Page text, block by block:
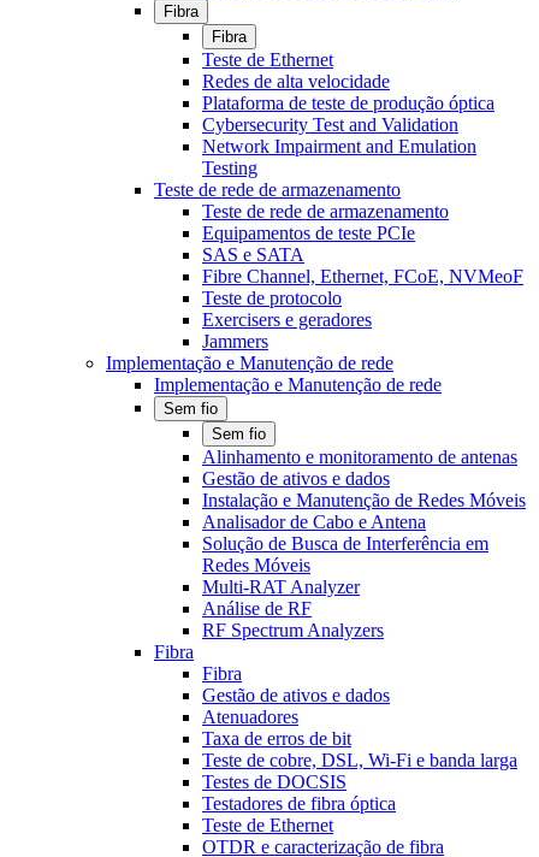
Fibra
Fibra
Teste de Ethernet
Redes de alta velocidade
Plataforma de teste de produção óptica
Cybersecurity Test and Validation
Network Impairment and Emulation
Testing
Teste de rede de armazenamento
Teste de rede de armazenamento
Equipamentos de teste PCIe
SAS e SATA
Fibre Channel, Ethernet, FCoE, NVMeoF
Teste de protocolo
Exercisers e geradores
Jammers
Implementação e Manutenção de rede
Implementação e Manutenção de rede
Sem fio
Sem fio
Alinhamento e monitoramento de antenas
Gestão de ativos e dados
Instalação e Manutenção de Redes Móveis
Analisador de Cabo e Antena
Solução de Busca de Interferência em
Redes Móveis
Multi-RAT Analyzer
Análise de RF
RF Spectrum Analyzers
Fibra
Fibra
Gestão de ativos e dados
Atenuadores
Taxa de erros de bit
Teste de cobre, DSL, Wi-Fi e banda larga
Testes de DOCSIS
Testadores de fibra óptica
Teste de Ethernet
OTDR e caracterização de fibra